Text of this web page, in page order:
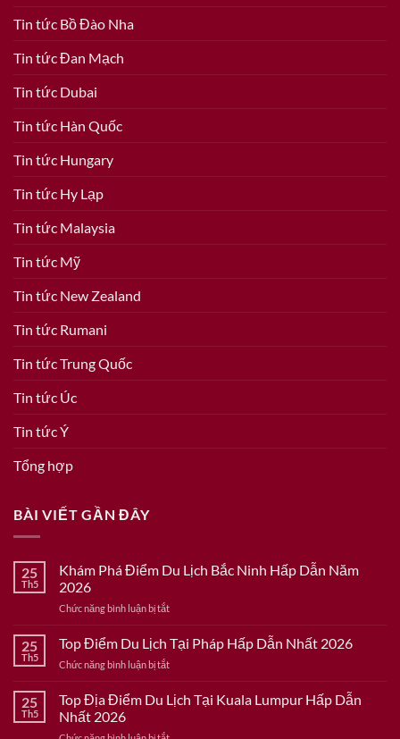
Tin tức Bồ Đào Nha
Tin tức Đan Mạch
Tin tức Dubai
Tin tức Hàn Quốc
Tin tức Hungary
Tin tức Hy Lạp
Tin tức Malaysia
Tin tức Mỹ
Tin tức New Zealand
Tin tức Rumani
Tin tức Trung Quốc
Tin tức Úc
Tin tức Ý
Tổng hợp
BÀI VIẾT GẦN ĐÂY
25
Th5
Khám Phá Điểm Du Lịch Bắc Ninh Hấp Dẫn Năm
2026
Chức năng bình luận bị tắtở
Phá
Điểm
Du
Bắc
25
Th5
Top Điểm Du Lịch Tại Pháp Hấp Dẫn Nhất 2026
Chức năng bình luận bị tắtở
Điểm
Du
25
Th5
Top Địa Điểm Du Lịch Tại Kuala Lumpur Hấp Dẫn
Nhất 2026
ở